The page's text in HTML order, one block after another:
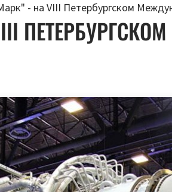
- на VIII Петербургском